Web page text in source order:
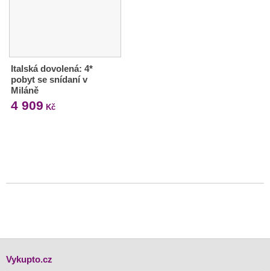
Italská dovolená: 4*
pobyt se snídaní v
Miláně
4 909 Kč
Vykupto.cz